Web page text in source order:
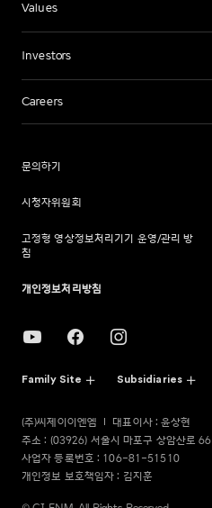
Values
Investors
Careers
문의하기
시청자위원회
고정형 영상정보처리기기 운영/관리 방
침
개인정보처리방침
Family Site Subsidiaries
(주)씨제이이엔엠
대표이사 : 윤상현
주소 : (03926) 서울시 마포구 상암산로 66
사업자 등록번호 : 106-81-51510
개인정보 보호책임자 : 김지훈